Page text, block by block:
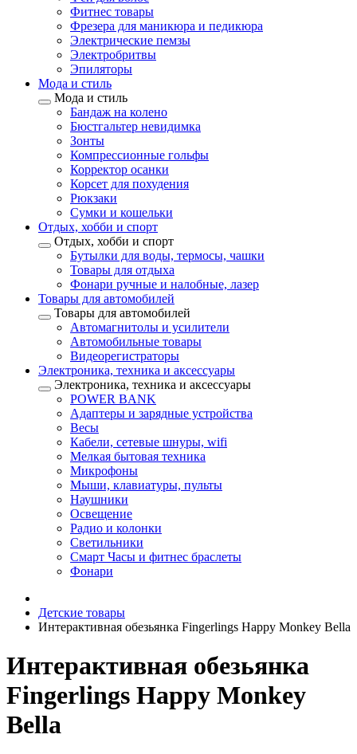
Фитнес товары
Фрезера для маникюра и педикюра
Электрические пемзы
Электробритвы
Эпиляторы
Мода и стиль
Мода и стиль
Бандаж на колено
Бюстгальтер невидимка
Зонты
Компрессионные гольфы
Корректор осанки
Корсет для похудения
Рюкзаки
Сумки и кошельки
Отдых, хобби и спорт
Отдых, хобби и спорт
Бутылки для воды, термосы, чашки
Товары для отдыха
Фонари ручные и налобные, лазер
Товары для автомобилей
Товары для автомобилей
Автомагнитолы и усилители
Автомобильные товары
Видеорегистраторы
Электроника, техника и аксессуары
Электроника, техника и аксессуары
POWER BANK
Адаптеры и зарядные устройства
Весы
Кабели, сетевые шнуры, wifi
Мелкая бытовая техника
Микрофоны
Мыши, клавиатуры, пульты
Наушники
Освещение
Радио и колонки
Светильники
Смарт Часы и фитнес браслеты
Фонари
Детские товары
Интерактивная обезьянка Fingerlings Happy Monkey Bella
Интерактивная обезьянка
Fingerlings Happy Monkey
Bella